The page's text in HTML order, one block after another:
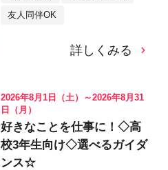
友人同伴OK
詳しくみる
2026年8月1日（土）～2026年8月31
日（月）
好きなことを仕事に！◇高
校3年生向け◇選べるガイダ
ンス☆